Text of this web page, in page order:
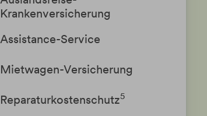
Krankenversicherung
Assistance-Service
Mietwagen-Versicherung
Reparaturkostenschutz5